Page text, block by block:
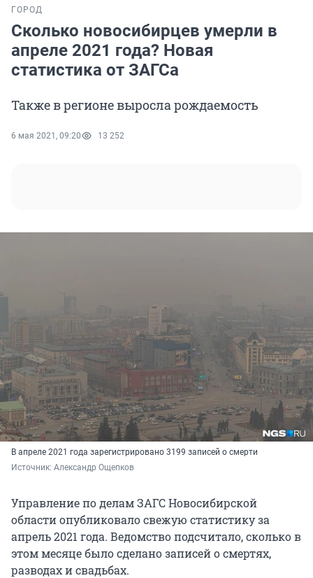
ГОРОД
Сколько новосибирцев умерли в
апреле 2021 года? Новая
статистика от ЗАГСа
Также в регионе выросла рождаемость
6 мая 2021, 09:20 13 252
В апреле 2021 года зарегистрировано 3199 записей о смерти
Источник: Александр Ощепков
Управление по делам ЗАГС Новосибирской
области опубликовало свежую статистику за
апрель 2021 года. Ведомство подсчитало, сколько в
этом месяце было сделано записей о смертях,
разводах и свадьбах.